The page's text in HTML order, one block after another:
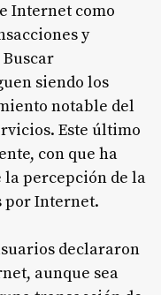
Internet como
y
siendo los
notable del
Este último
con que ha
percepción de la
por Internet.
declararon
aunque sea